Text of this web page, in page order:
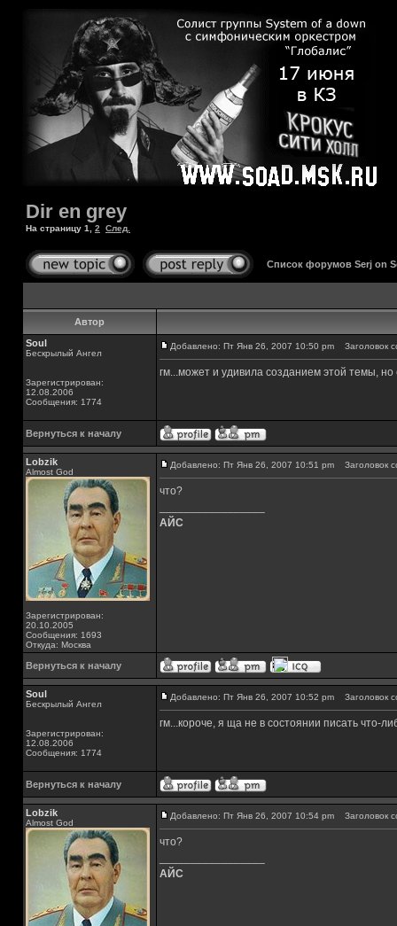
Dir en grey
На страницу 1 2 След.
Список форумов Serj on
Автор
Soul
Бескрылый Ангел
Зарегистрирован:
12.08.2006
Сообщения: 1774
Добавлено: Пт Янв 26, 2007 10:50 pm Заголовок
гм...может и удивила созданием этой темы,
Вернуться к началу
Lobzik
Almost God
Зарегистрирован:
20.10.2005
Сообщения: 1693
Откуда: Москва
Добавлено: Пт Янв 26, 2007 10:51 pm Заголовок
что?
АЙС
Вернуться к началу
Soul
Бескрылый Ангел
Зарегистрирован:
12.08.2006
Сообщения: 1774
Добавлено: Пт Янв 26, 2007 10:52 pm Заголовок
гм...короче, я ща не в состоянии писать что-
Вернуться к началу
Lobzik
Almost God
Добавлено: Пт Янв 26, 2007 10:54 pm Заголовок
что?
АЙС